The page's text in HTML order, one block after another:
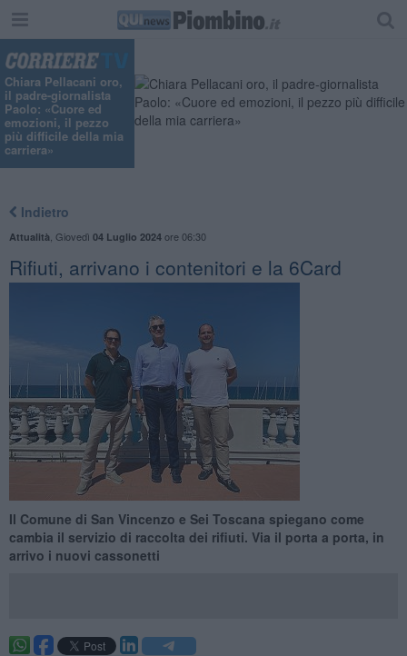
Chiara Pellacani oro,
il padre-giornalista
Paolo: «Cuore ed
emozioni, il pezzo
più difficile della mia
carriera»
Indietro
Attualità Giovedì 04 Luglio 2024ore 06:30
Rifiuti, arrivano i contenitori e la 6Card
Il Comune di San Vincenzo e Sei Toscana spiegano come
cambia il servizio di raccolta dei rifiuti. Via il porta a porta, in
arrivo i nuovi cassonetti